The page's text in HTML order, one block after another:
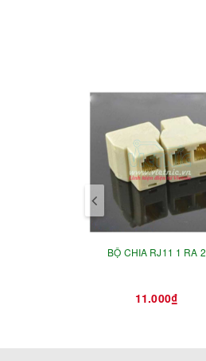
BỘ CHIA RJ11 1 RA 2
11.000₫